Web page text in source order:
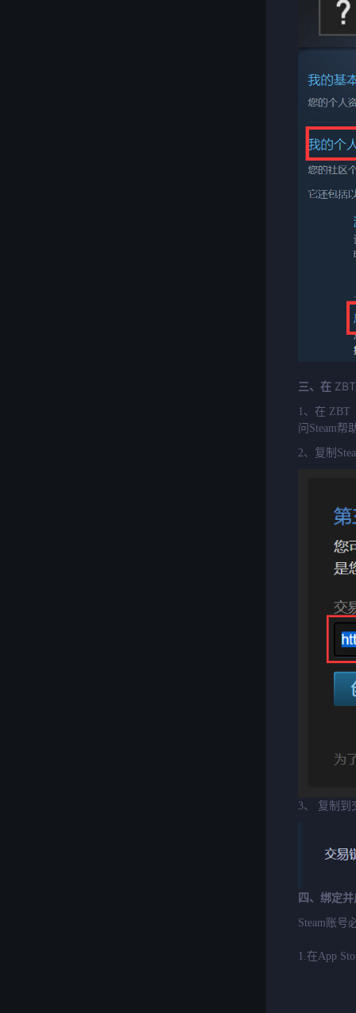
三、在
1、在 ZBT
问Steam帮
2、复制
3、 复制到
四、绑定
Steam账号
1.在App